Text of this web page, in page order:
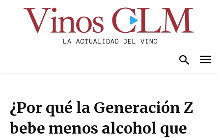
¿Por qué la Generación Z
bebe menos alcohol que